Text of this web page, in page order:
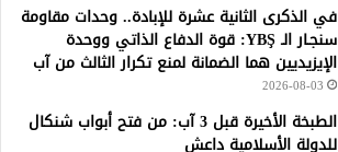
في الذكرى الثانية عشرة للإبادة.. وحدات مقاومة
سنجـار الـ YBŞ: قوة الدفاع الذاتي ووحدة
الإيزيديين هما الضمانة لمنع تكرار الثالث من آب
2026-08-03
الطبخة الأخيرة قبل 3 آب: من فتح أبواب شنكال
للدولة الأسلامية داعش